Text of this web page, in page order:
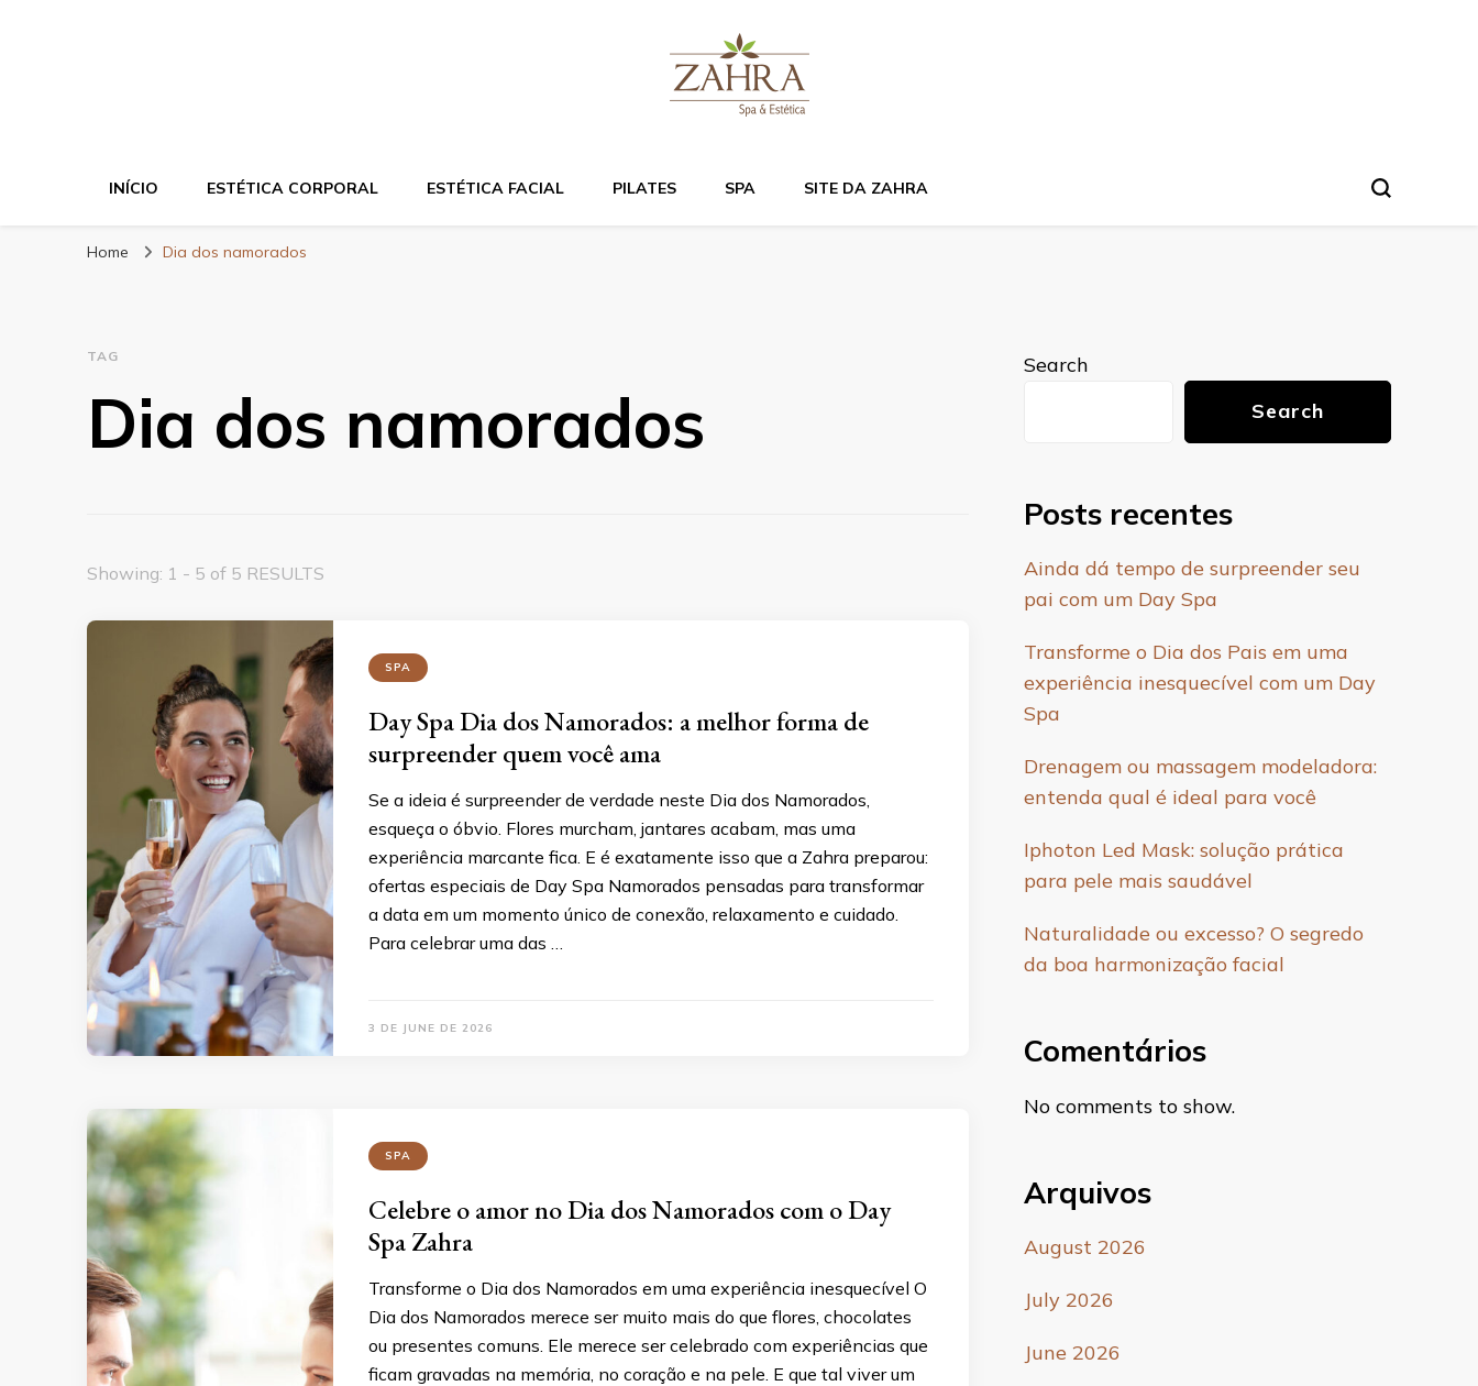
Blog da Zahra – Bem estar e relaxamento
INÍCIO ESTÉTICA CORPORAL ESTÉTICA FACIAL PILATES SPA SITE DA ZAHRA
Home Dia dos namorados
TAG
Dia dos namorados
Showing: 1 - 5 of 5 RESULTS
SPA
Day Spa Dia dos Namorados: a melhor forma de
surpreender quem você ama
Se a ideia é surpreender de verdade neste Dia dos Namorados,
esqueça o óbvio. Flores murcham, jantares acabam, mas uma
experiência marcante fica. E é exatamente isso que a Zahra preparou:
ofertas especiais de Day Spa Namorados pensadas para transformar
a data em um momento único de conexão, relaxamento e cuidado.
Para celebrar uma das …
3 DE JUNE DE 2026
SPA
Celebre o amor no Dia dos Namorados com o Day
Spa Zahra
Transforme o Dia dos Namorados em uma experiência inesquecível O
Dia dos Namorados merece ser muito mais do que flores, chocolates
ou presentes comuns. Ele merece ser celebrado com experiências que
ficam gravadas na memória, no coração e na pele. E que tal viver um
Search
Search
Posts recentes
Ainda dá tempo de surpreender seu
pai com um Day Spa
Transforme o Dia dos Pais em uma
experiência inesquecível com um Day
Spa
Drenagem ou massagem modeladora:
entenda qual é ideal para você
Iphoton Led Mask: solução prática
para pele mais saudável
Naturalidade ou excesso? O segredo
da boa harmonização facial
Comentários
No comments to show.
Arquivos
August 2026
July 2026
June 2026